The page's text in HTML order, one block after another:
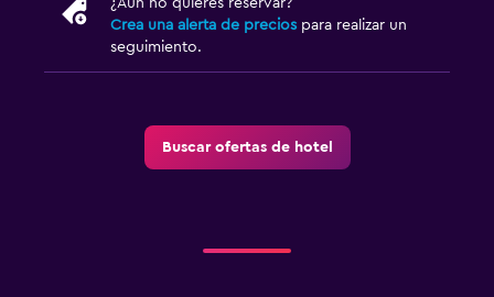
Crea una alerta de precios para realizar un
seguimiento.
Buscar ofertas de hotel